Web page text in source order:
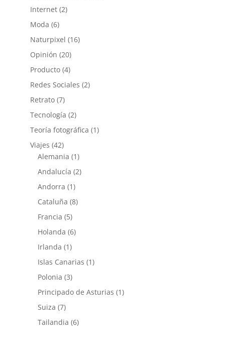
Internet(2)
Moda (6)
Naturpixel (16)
Opinión (20)
Producto(4)
Redes Sociales (2)
Retrato(7)
Tecnología (2)
Teoría fotográfica (1)
Viajes (42)
Alemania (1)
Andalucía (2)
Andorra (1)
Cataluña (8)
Francia (5)
Holanda (6)
Irlanda (1)
Islas Canarias (1)
Polonia (3)
Principado de Asturias (1)
Suiza (7)
Tailandia (6)